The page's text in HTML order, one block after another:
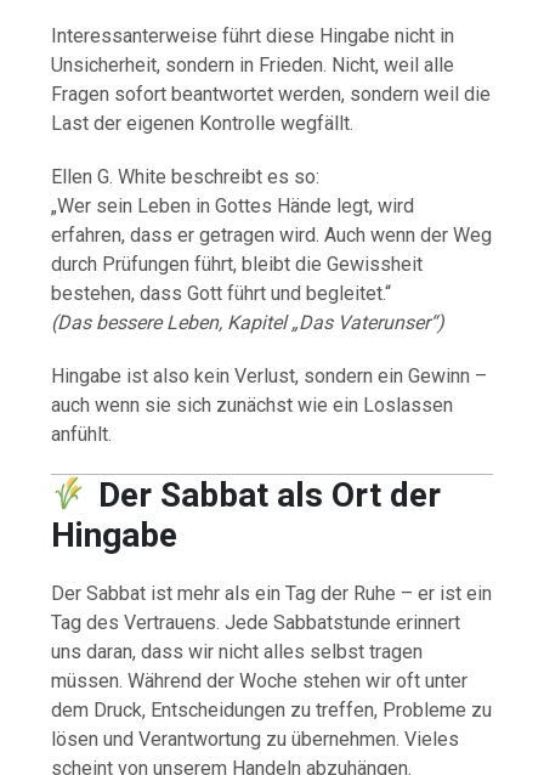
Interessanterweise führt diese Hingabe nicht in
Unsicherheit, sondern in Frieden. Nicht, weil alle
Fragen sofort beantwortet werden, sondern weil die
Last der eigenen Kontrolle wegfällt.
Ellen G. White beschreibt es so:
„Wer sein Leben in Gottes Hände legt, wird
erfahren, dass er getragen wird. Auch wenn der Weg
durch Prüfungen führt, bleibt die Gewissheit
bestehen, dass Gott führt und begleitet.“
(Das bessere Leben, Kapitel „Das Vaterunser“)
Hingabe ist also kein Verlust, sondern ein Gewinn –
auch wenn sie sich zunächst wie ein Loslassen
anfühlt.
Der Sabbat als Ort der
Hingabe
Der Sabbat ist mehr als ein Tag der Ruhe – er ist ein
Tag des Vertrauens. Jede Sabbatstunde erinnert
uns daran, dass wir nicht alles selbst tragen
müssen. Während der Woche stehen wir oft unter
dem Druck, Entscheidungen zu treffen, Probleme zu
lösen und Verantwortung zu übernehmen. Vieles
scheint von unserem Handeln abzuhängen.